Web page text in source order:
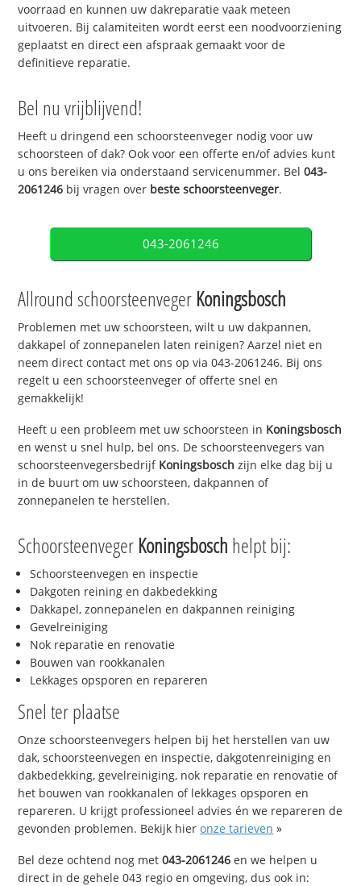
voorraad en kunnen uw dakreparatie vaak meteen
uitvoeren. Bij calamiteiten wordt eerst een noodvoorziening
geplaatst en direct een afspraak gemaakt voor de
definitieve reparatie.
Bel nu vrijblijvend!
Heeft u dringend een schoorsteenveger nodig voor uw
schoorsteen of dak? Ook voor een offerte en/of advies kunt
u ons bereiken via onderstaand servicenummer. Bel043-
2061246 bij vragen over beste schoorsteenveger.
043-2061246
Allround schoorsteenveger Koningsbosch
Problemen met uw schoorsteen, wilt u uw dakpannen,
dakkapel of zonnepanelen laten reinigen? Aarzel niet en
neem direct contact met ons op via 043-2061246. Bij ons
regelt u een schoorsteenveger of offerte snel en
gemakkelijk!
Heeft u een probleem met uw schoorsteen in Koningsbosch
en wenst u snel hulp, bel ons. De schoorsteenvegers van
schoorsteenvegersbedrijf Koningsbosch zijn elke dag bij u
in de buurt om uw schoorsteen, dakpannen of
zonnepanelen te herstellen.
Schoorsteenveger Koningsbosch helpt bij:
Schoorsteenvegen en inspectie
Dakgoten reining en dakbedekking
Dakkapel, zonnepanelen en dakpannen reiniging
Gevelreiniging
Nok reparatie en renovatie
Bouwen van rookkanalen
Lekkages opsporen en repareren
Snel ter plaatse
Onze schoorsteenvegers helpen bij het herstellen van uw
dak, schoorsteenvegen en inspectie, dakgotenreiniging en
dakbedekking, gevelreiniging, nok reparatie en renovatie of
het bouwen van rookkanalen of lekkages opsporen en
repareren. U krijgt professioneel advies én we repareren de
gevonden problemen. Bekijk hieronze tarieven »
Bel deze ochtend nog met043-2061246 en we helpen u
direct in de gehele 043 regio en omgeving, dus ook in: